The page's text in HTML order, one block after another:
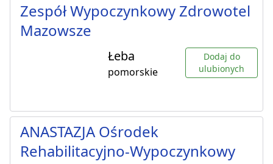
Zespół Wypoczynkowy Zdrowotel
Mazowsze
Łeba
pomorskie
Dodaj do
ulubionych
ANASTAZJA Ośrodek
Rehabilitacyjno-Wypoczynkowy